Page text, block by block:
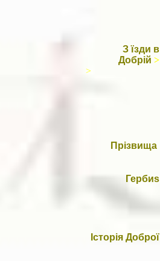
З їзди в
Добрій >
>
Прізвища
Гербиs
Історія Доброї